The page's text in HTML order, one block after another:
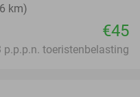
km)
€45
p.p.p.n. toeristenbelasting